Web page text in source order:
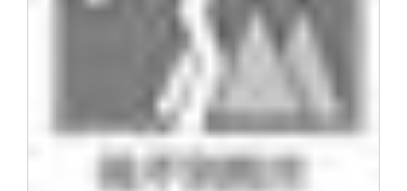
校友服务
终身学习
信息化服务
校友总会
总会简介
关闭